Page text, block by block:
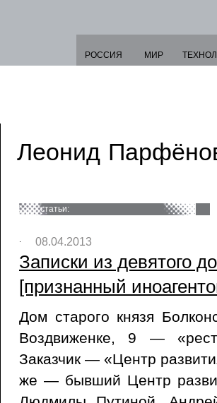
РОССИЯ МИР
Леонид
статьи:
08.04.2013
Записки из девятого
[признанный
Дом старого князя
Воздвиженке, 9 —
Заказчик — «Центр
же — бывший Центр